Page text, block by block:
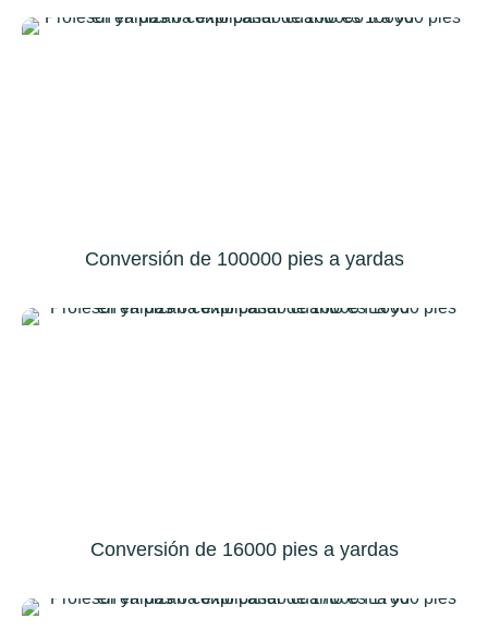
Conversión de 100000 pies a yardas
Conversión de 16000 pies a yardas